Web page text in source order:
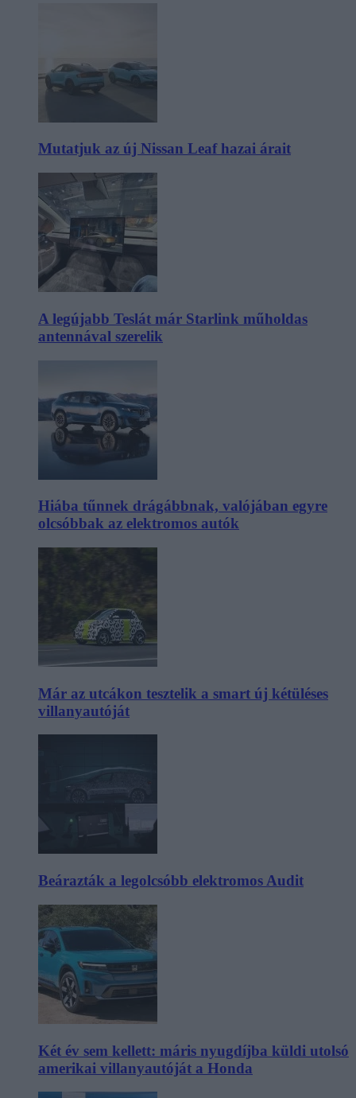
Mutatjuk az új Nissan Leaf hazai árait
A legújabb Teslát már Starlink műholdas
antennával szerelik
Hiába tűnnek drágábbnak, valójában egyre
olcsóbbak az elektromos autók
Már az utcákon tesztelik a smart új kétüléses
villanyautóját
Beárazták a legolcsóbb elektromos Audit
Két év sem kellett: máris nyugdíjba küldi utolsó
amerikai villanyautóját a Honda